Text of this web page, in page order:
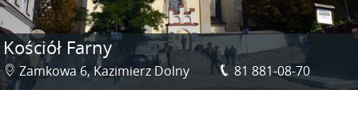
Kościół Farny
Zamkowa 6, Kazimierz Dolny 81 881-08-70